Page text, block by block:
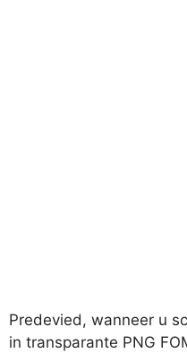
Predevied, wanneer u
in transparante PNG